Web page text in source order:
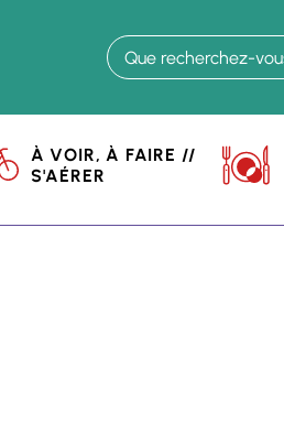
À VOIR, À FAIRE //
S'AÉRER